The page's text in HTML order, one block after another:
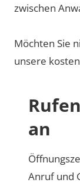
zwischen
Möchten Sie
unsere
an
Anruf und